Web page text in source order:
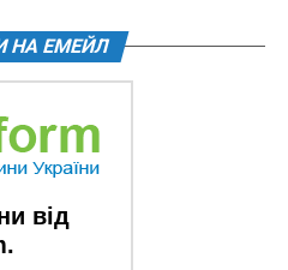
НА ЕМЕЙЛ
від